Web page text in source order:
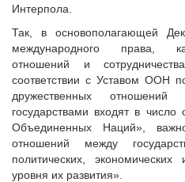
Интерпола.
Так, в основополагающей
международного права,
отношений и
соответствии с Уставом ООН
дружественных
государствами входят в
Объединенных Наций»,
отношений между
политических,
уровня их развития».